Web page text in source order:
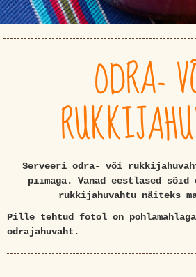
ODRA-
Serveeri odra- või
piimaga. Vanad eestlased sõid
rukkijahuvahtu näiteks
Pille tehtud fotol on
odrajahuvaht.